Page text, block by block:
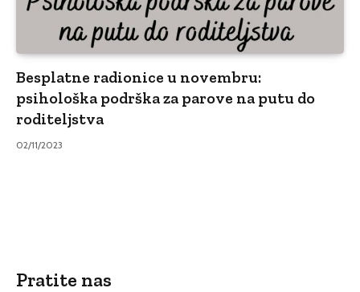
Besplatne radionice u novembru:
psihološka podrška za parove na putu do
roditeljstva
02/11/2023
Pratite nas